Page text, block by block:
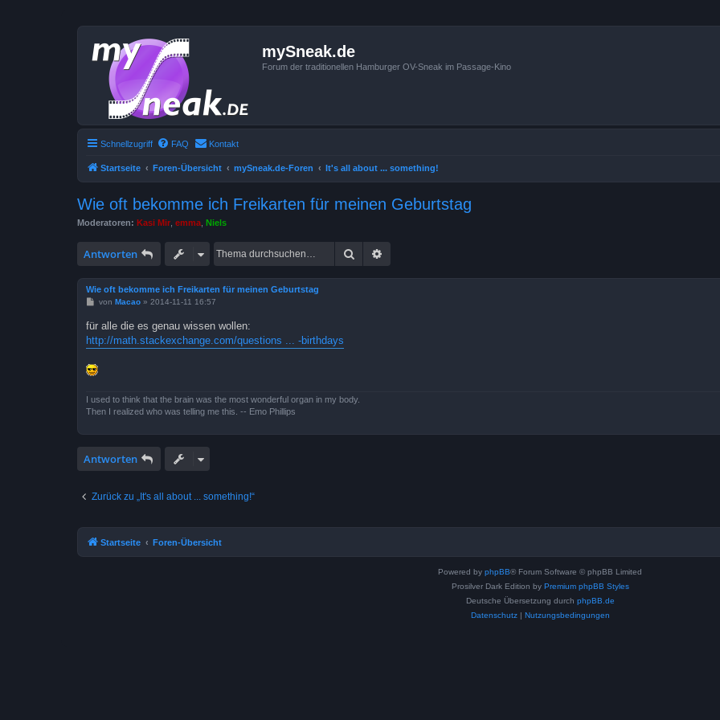
mySneak.de
Forum der traditionellen Hamburger OV-Sneak im Passage-Kino
Schnellzugriff FAQ Kontakt
Startseite Foren-Übersicht mySneak.de-Foren It's all about ... something!
Wie oft bekomme ich Freikarten für meinen Geburtstag
Moderatoren: Kasi Mir emma Niels
Antworten Suche
Wie oft bekomme ich Freikarten für meinen Geburtstag
B
t
r
a
von Macao» 2014-11-11 16:57
für alle die es genau wissen wollen:
http://math.stackexchange.com/questions ... -birthdays
I used to think that the brain was the most wonderful organ in my body.
Then I realized who was telling me this. -- Emo Phillips
Antworten
Zurück zu „It's all about ... something!“
Startseite Foren-Übersicht
Powered by phpBB® Forum Software © phpBB Limited
Prosilver Dark Edition by Premium phpBB Styles
Deutsche Übersetzung durch phpBB.de
Datenschutz| Nutzungsbedingungen